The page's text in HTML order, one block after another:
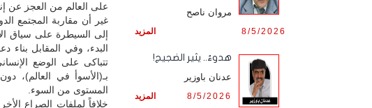
على العالم من العجز عن
غير أن مقاربة المجتمع
إلى السيطرة على سياق
البدء، وفي المقابل
تتباكى على الوضع
بـ(الأسوأ في العالم)،
المستوى من السوء.
خلافاً لملفات الصراع
مروان ناصح
المزيد 8/5/2026
هدوءٌ.. يثير الضجيج!
عدنان باوزير
المزيد 8/5/2026